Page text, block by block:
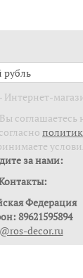
Интернет-
соглашаетесь
за нами:
Федерация
89621595894
decor.ru